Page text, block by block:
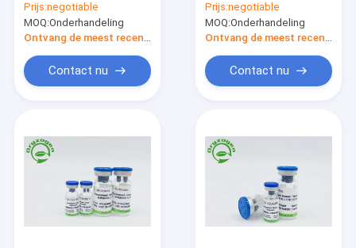
Prijs:negotiable
MOQ:Onderhandeling
Contact nu
Fibronectin F-N
Prijs:negotiable
MOQ:Onderhandeling
Contact nu